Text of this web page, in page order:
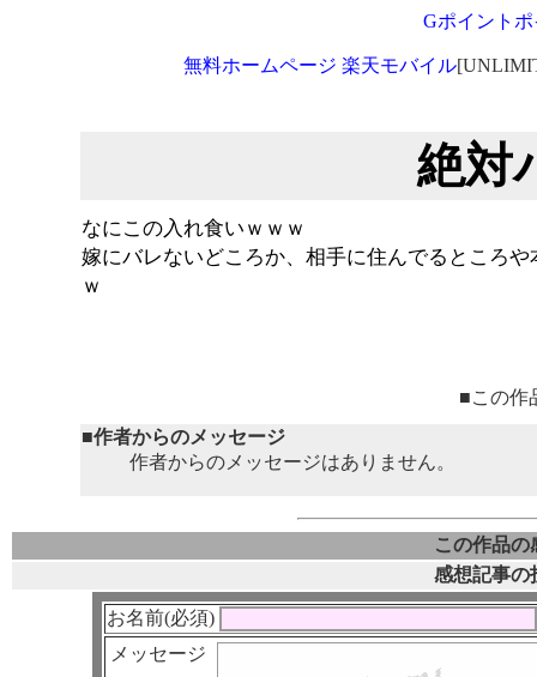
Gポイント
無料ホームページ 楽天モバイル
絶対
なにこの入れ食いｗｗｗ
嫁にバレないどころか、相手に住んでるところ
ｗ
■この作
■作者からのメッセージ
作者からのメッセージはありません。
この作品の
感想記事の
お名前(必須)
メッセージ